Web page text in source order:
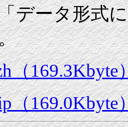
データ形式
（169.3Kbyte
（169.0Kbyte